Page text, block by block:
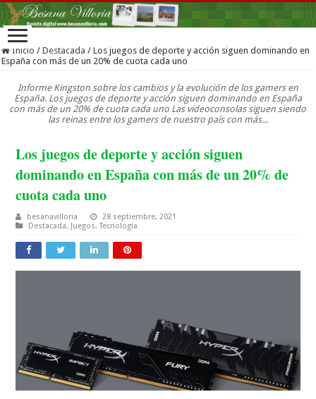
Inicio / Destacada / Los juegos de deporte y acción siguen dominando en
España con más de un 20% de cuota cada uno
Informe Kingston sobre los cambios y la evolución de los gamers en
España. Los juegos de deporte y acción siguen dominando en España
con más de un 20% de cuota cada uno Las videoconsolas siguen siendo
las reinas entre los gamers de nuestro país con más...
Los juegos de deporte y acción siguen
dominando en España con más de un 20% de
cuota cada uno
besanavilloria
28 septiembre, 2021
Destacada, Juegos,Tecnología